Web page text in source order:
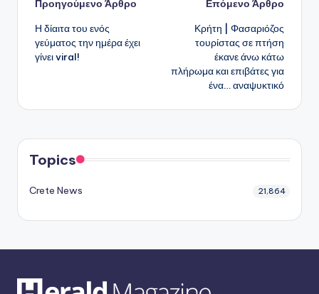
Πλοήγηση
δημοσιεύσεων
Προηγούμενο Άρθρο
Η δίαιτα του ενός
γεύματος την ημέρα έχει
γίνει viral!
Επόμενο Άρθρο
Κρήτη | Φασαριόζος
τουρίστας σε πτήση
έκανε άνω κάτω
πλήρωμα και επιβάτες για
ένα… αναψυκτικό
Topics
Crete News 21,864